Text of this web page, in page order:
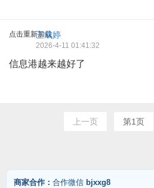
点击重新加载
王成婷
2026-4-11 01:41:32
信息港越来越好了
上一页 第1页
商家合作： 合作微信 bjxxg8